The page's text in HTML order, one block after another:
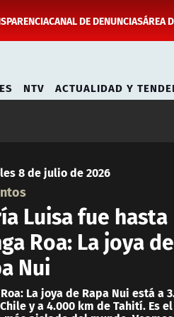
CANAL DE DENUNCIASÁREA
NTV ACTUALIDAD Y
8 de julio de 2026
Luisa fue hasta
Roa: La joya de
Nui
La joya de Rapa Nui está a
y a 4.000 km de Tahití. Es el